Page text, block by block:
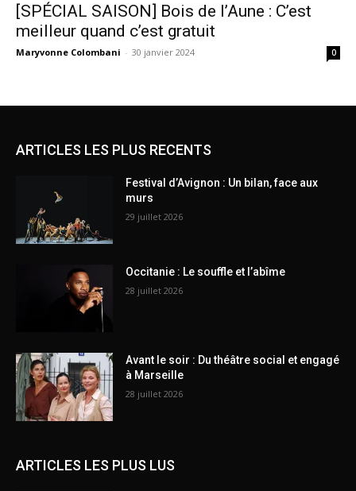
[SPÉCIAL SAISON] Bois de l’Aune : C’est
meilleur quand c’est gratuit
Maryvonne Colombani - 30 janvier 2024 0
ARTICLES LES PLUS RECENTS
Festival d’Avignon : Un bilan, face aux
murs
29 juillet 2026
Occitanie : Le souffle et l’abîme
28 juillet 2026
Avant le soir : Du théâtre social et engagé
à Marseille
28 juillet 2026
ARTICLES LES PLUS LUS